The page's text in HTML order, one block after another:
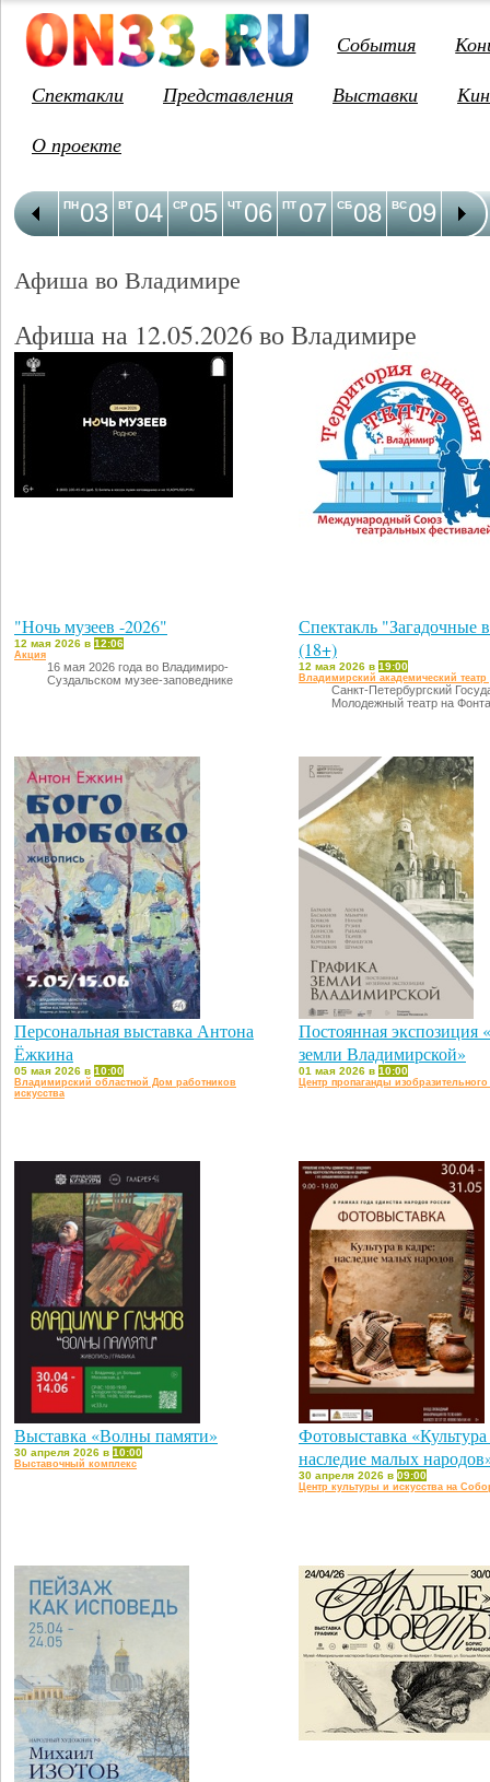
События
Спектакли
Представления Выставки
О проекте
03
ПН 04
ВТ 05
СР 06
ЧТ 07
ПТ 08
СБ 09
ВС 10
ПН
Афиша во Владимире
Афиша на 12.05.2026 во Владимире
"Ночь музеев -2026"
12 мая 2026 в 12:06
Акция
16 мая 2026 года во Владимиро-
Суздальском музее-заповеднике
Спектакль "Загадочные
(18+)
12 мая 2026 в 19:00
Владимирский академический
Санкт-Петербургский
Молодежный театр на
Персональная выставка Антона
Ёжкина
05 мая 2026 в 10:00
Владимирский областной Дом работников
искусства
Постоянная экспозиция
земли Владимирской»
01 мая 2026 в 10:00
Центр пропаганды изобразительного
Выставка «Волны памяти»
30 апреля 2026 в 10:00
Выставочный комплекс
Фотовыставка
наследие малых
30 апреля 2026 в 09:00
Центр культуры и искусства на